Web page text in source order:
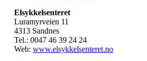
Elsykkelsenteret
Luramyrveien 11
4313 Sandnes
Tel.: 0047 46 39 24 24
Web: www.elsykkelsenteret.no